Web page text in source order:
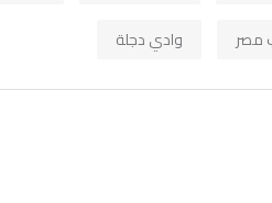
مصر
وادي دجلة